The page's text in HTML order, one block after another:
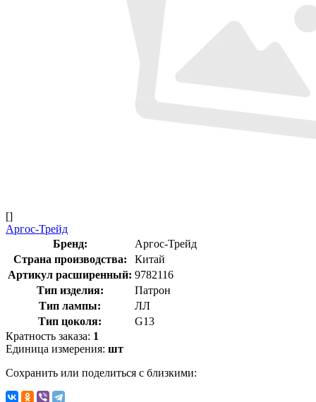
[]
Аргос-Трейд
Бренд:
Аргос-Трейд
Страна производства:
Китай
Артикул расширенный: 9782116
Тип изделия:
Патрон
Тип лампы:
ЛЛ
Тип цоколя:
G13
Кратность заказа: 1
Единица измерения: шт
Сохранить или поделиться с близкими: